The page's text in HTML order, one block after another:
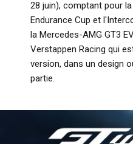
28 juin), comptant pour
Endurance Cup et
la Mercedes-AMG GT3
Verstappen Racing qui
version, dans un design
partie.